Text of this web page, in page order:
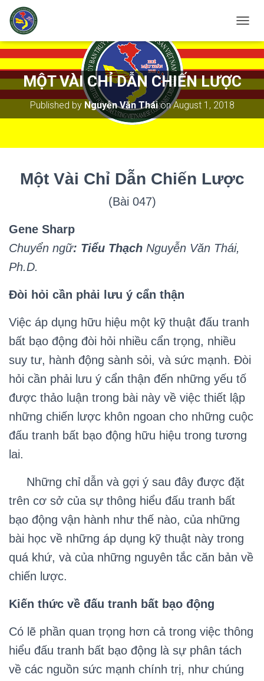
O
G
N
V
I
O
MỘT VÀI CHỈ DẪN CHIẾN LƯỢC
Published by Nguyễn Văn TháionAugust 1, 2018
Một Vài Chỉ Dẫn Chiến Lược
(Bài 047)
Gene Sharp
Chuyển ngữ: Tiểu Thạch Nguyễn Văn Thái,
Ph.D.
Đòi hỏi cần phải lưu ý cẩn thận
Việc áp dụng hữu hiệu một kỹ thuật đấu tranh
bất bạo động đòi hỏi nhiều cẩn trọng, nhiều
suy tư, hành động sành sỏi, và sức mạnh. Đòi
hỏi cần phải lưu ý cẩn thận đến những yếu tố
được thảo luận trong bài này về việc thiết lập
những chiến lược khôn ngoan cho những cuộc
đấu tranh bất bạo động hữu hiệu trong tương
lai.
Những chỉ dẫn và gợi ý sau đây được đặt
trên cơ sở của sự thông hiểu đấu tranh bất
bạo động vận hành như thế nào, của những
bài học về những áp dụng kỹ thuật này trong
quá khứ, và của những nguyên tắc căn bản về
chiến lược.
Kiến thức về đấu tranh bất bạo động
Có lẽ phần quan trọng hơn cả trong việc thông
hiểu đấu tranh bất bạo động là sự phân tách
về các nguồn sức mạnh chính trị, như chúng